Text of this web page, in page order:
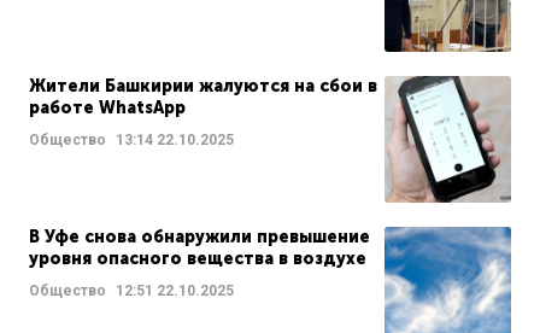
Жители Башкирии жалуются на сбои в
работе WhatsApp
Общество 13:14 22.10.2025
В Уфе снова обнаружили превышение
уровня опасного вещества в воздухе
Общество 12:51 22.10.2025